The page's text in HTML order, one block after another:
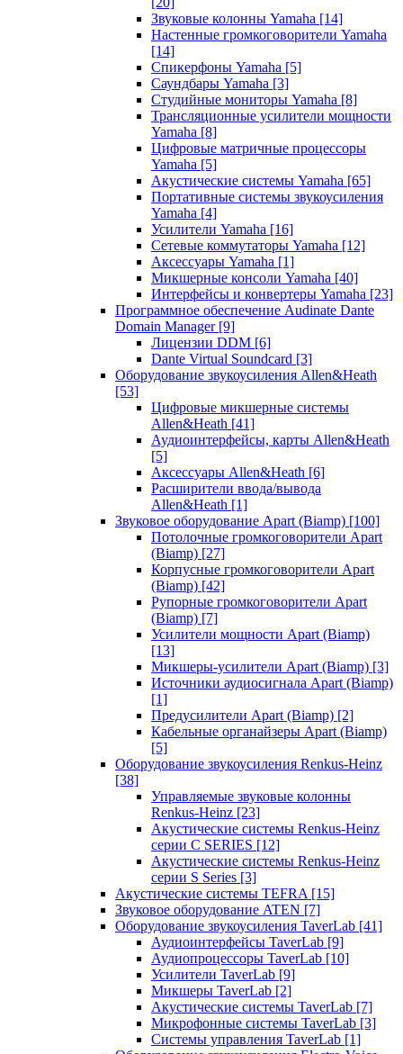
Звуковые колонны Yamaha [14]
Настенные громкоговорители Yamaha
[14]
Спикерфоны Yamaha [5]
Саундбары Yamaha [3]
Студийные мониторы Yamaha [8]
Трансляционные усилители мощности
Yamaha [8]
Цифровые матричные процессоры
Yamaha [5]
Акустические системы Yamaha [65]
Портативные системы звукоусиления
Yamaha [4]
Усилители Yamaha [16]
Сетевые коммутаторы Yamaha [12]
Аксессуары Yamaha [1]
Микшерные консоли Yamaha [40]
Интерфейсы и конвертеры Yamaha [23]
Программное обеспечение Audinate Dante
Domain Manager [9]
Лицензии DDM [6]
Dante Virtual Soundcard [3]
Оборудование звукоусиления Allen&Heath
[53]
Цифровые микшерные системы
Allen&Heath [41]
Аудиоинтерфейсы, карты Allen&Heath
[5]
Аксессуары Allen&Heath [6]
Расширители ввода/вывода
Allen&Heath [1]
Звуковое оборудование Apart (Biamp) [100]
Потолочные громкоговорители Apart
(Biamp) [27]
Корпусные громкоговорители Apart
(Biamp) [42]
Рупорные громкоговорители Apart
(Biamp) [7]
Усилители мощности Apart (Biamp)
[13]
Микшеры-усилители Apart (Biamp) [3]
Источники аудиосигнала Apart (Biamp)
[1]
Предусилители Apart (Biamp) [2]
Кабельные органайзеры Apart (Biamp)
[5]
Оборудование звукоусиления Renkus-Heinz
[38]
Управляемые звуковые колонны
Renkus-Heinz [23]
Акустические системы Renkus-Heinz
серии C SERIES [12]
Акустические системы Renkus-Heinz
серии S Series [3]
Акустические системы TEFRA [15]
Звуковое оборудование ATEN [7]
Оборудование звукоусиления TaverLab [41]
Аудиоинтерфейсы TaverLab [9]
Аудиопроцессоры TaverLab [10]
Усилители TaverLab [9]
Микшеры TaverLab [2]
Акустические системы TaverLab [7]
Микрофонные системы TaverLab [3]
Системы управления TaverLab [1]